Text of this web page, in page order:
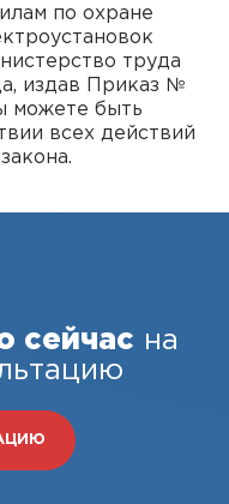
по охране
труда
издав Приказ №
можете быть
всех действий
сейчас на